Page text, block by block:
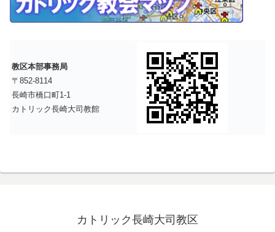
教区本部事務局
〒852-8114
長崎市橋口町1-1
カトリック長崎大司教館
カトリック長崎大司教区